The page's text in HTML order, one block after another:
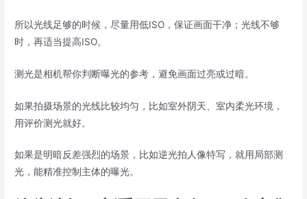
所以光线足够的时候，尽量用低ISO，保证画面干净；光线不够
时，再适当提高ISO。
测光是相机帮你判断曝光的参考，避免画面过亮或过暗。
如果拍摄场景的光线比较均匀，比如室外阴天、室内柔光环境，
用评价测光就好。
如果是明暗反差强烈的场景，比如逆光拍人像特写，就用局部测
光，能精准控制主体的曝光。